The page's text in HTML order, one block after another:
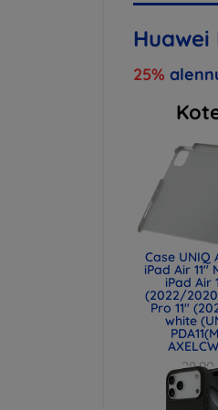
Huawei
25%
Case UNIQ
iPad Air 11"
iPad Air
(2022/
Pro 11"
white
21,68